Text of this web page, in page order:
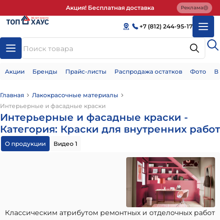
Акция! Бесплатная доставка Реклама
+7 (812) 244-95-17
Акции Бренды Прайс-листы Распродажа остатков Фото
Главная
Лакокрасочные материалы
Интерьерные и фасадные краски
Интерьерные и фасадные краски -
Категория: Краски для внутренних работ
О продукции Видео 1
Классическим атрибутом ремонтных и отделочных работ